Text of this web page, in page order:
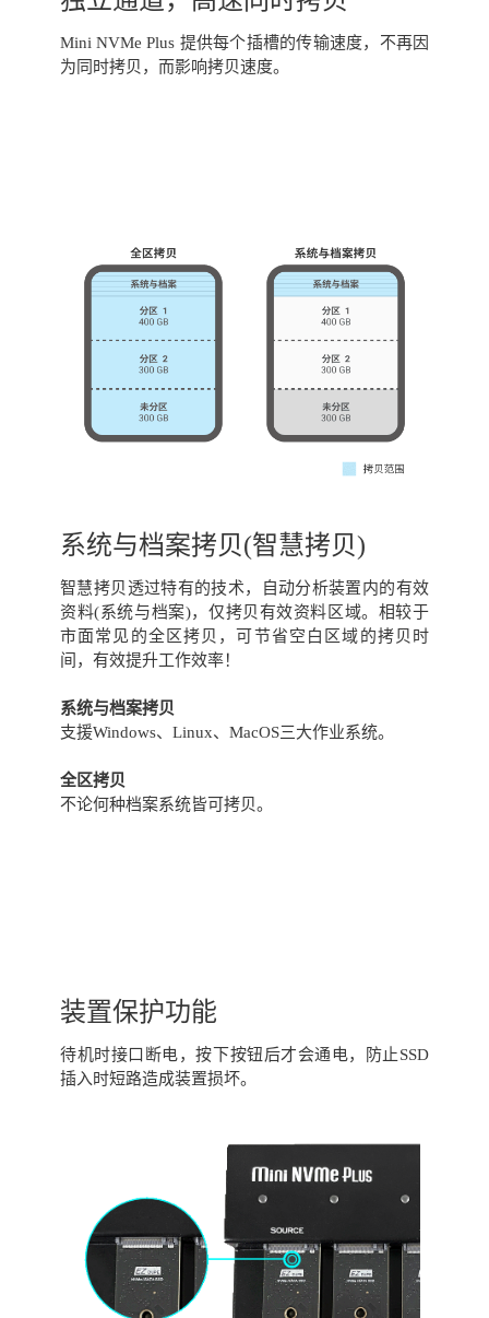
Mini NVMe Plus 提供每个插槽的传输速度，不再因
为同时拷贝，而影响拷贝速度。
系统与档案拷贝(智慧拷贝)
智慧拷贝透过特有的技术，自动分析装置内的有效
资料(系统与档案)，仅拷贝有效资料区域。相较于
市面常见的全区拷贝，可节省空白区域的拷贝时
间，有效提升工作效率！
系统与档案拷贝
支援Windows、Linux、MacOS三大作业系统。
全区拷贝
不论何种档案系统皆可拷贝。
装置保护功能
待机时接口断电，按下按钮后才会通电，防止SSD
插入时短路造成装置损坏。